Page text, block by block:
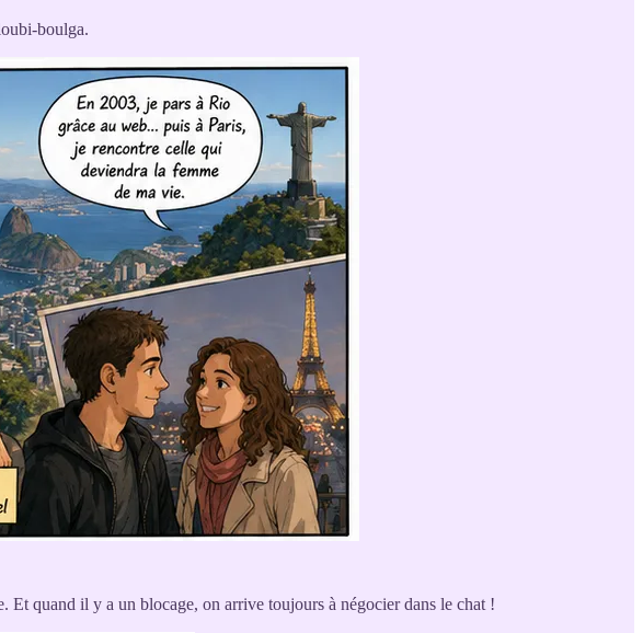
boulga.
Et quand il y a un blocage, on arrive toujours à négocier dans le chat !